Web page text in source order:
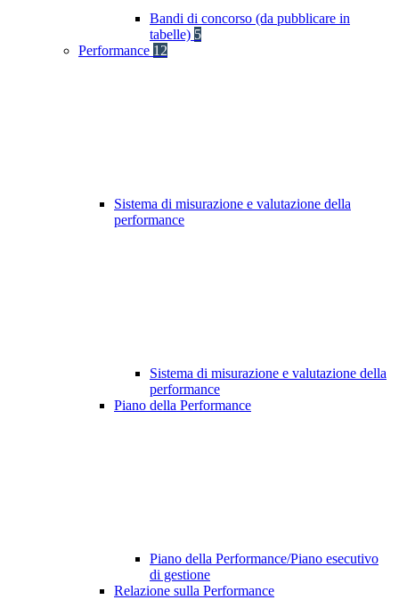
Bandi di concorso (da pubblicare in
tabelle) 5
Performance 12
Sistema di misurazione e valutazione della
performance
Sistema di misurazione e valutazione della
performance
Piano della Performance
Piano della Performance/Piano esecutivo
di gestione
Relazione sulla Performance